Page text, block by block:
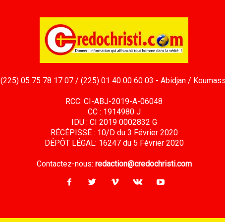
(225) 05 75 78 17 07 / (225) 01 40 00 60 03 - Abidjan /
RCC: CI-ABJ-2019-A-06048
CC : 1914980 J
IDU : CI 2019 0002832 G
RÉCÉPISSÉ : 10/D du 3 Février 2020
DÉPÔT LÉGAL: 16247 du 5 Février 2020
Contactez-nous: redaction@credochristi.com